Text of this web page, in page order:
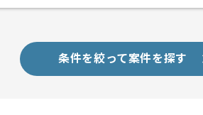
条件を絞って案件を探す